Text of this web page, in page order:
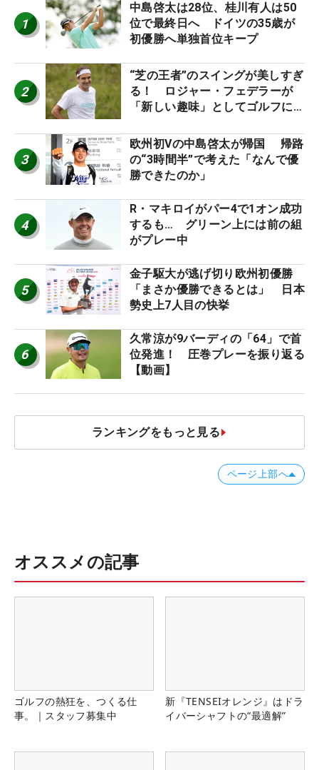
1
中島啓太は28位、桂川有人は50
位で最終日へ ドイツの35歳が
初優勝へ単独首位キープ
2
“芝の王者”のスイングが美しすぎ
る！ ロジャー・フェデラーが
「新しい趣味」としてゴルフに挑
3
欧州初Vの中島啓太が帰国 帰路
の“3時間半”で考えた「なんで優
勝できたのか」
4
R・マキロイがパー4で1オン成功
するも… グリーン上には前の組
がプレー中
5
金子駆大が逃げ切り欧州初優勝
「まさか優勝できるとは」 日本
勢史上7人目の快挙
6
久常涼が9バーディの「64」で首
位発進！ 圧巻プレーを振り返る
【動画】
ランキングをもっと見る
ページ上部へ
オススメの記事
ゴルフの熱狂を、つくる仕
事。｜スタッフ募集中
新『TENSEIオレンジ』はドラ
イバーシャフトの“最適解”